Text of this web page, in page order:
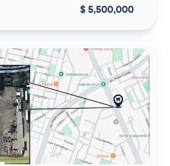
$ 5,500,000